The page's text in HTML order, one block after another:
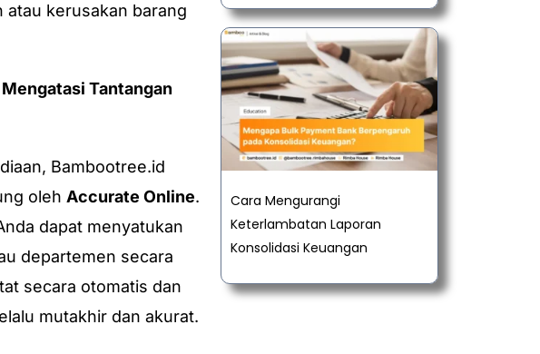
atau kerusakan barang
Tantangan
Bambootree.id
oleh Accurate Online.
dapat menyatukan
departemen secara
secara otomatis dan
mutakhir dan akurat.
Cara Mengurangi
Keterlambatan Laporan
Konsolidasi Keuangan